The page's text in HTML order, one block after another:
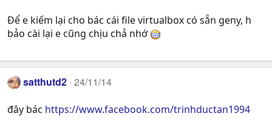
Để e kiếm lại cho bác cái file virtualbox có sẵn geny, h
bảo cài lại e cũng chịu chả nhớ
satthutd2 24/11/14
đây bác https://www.facebook.com/trinhductan1994